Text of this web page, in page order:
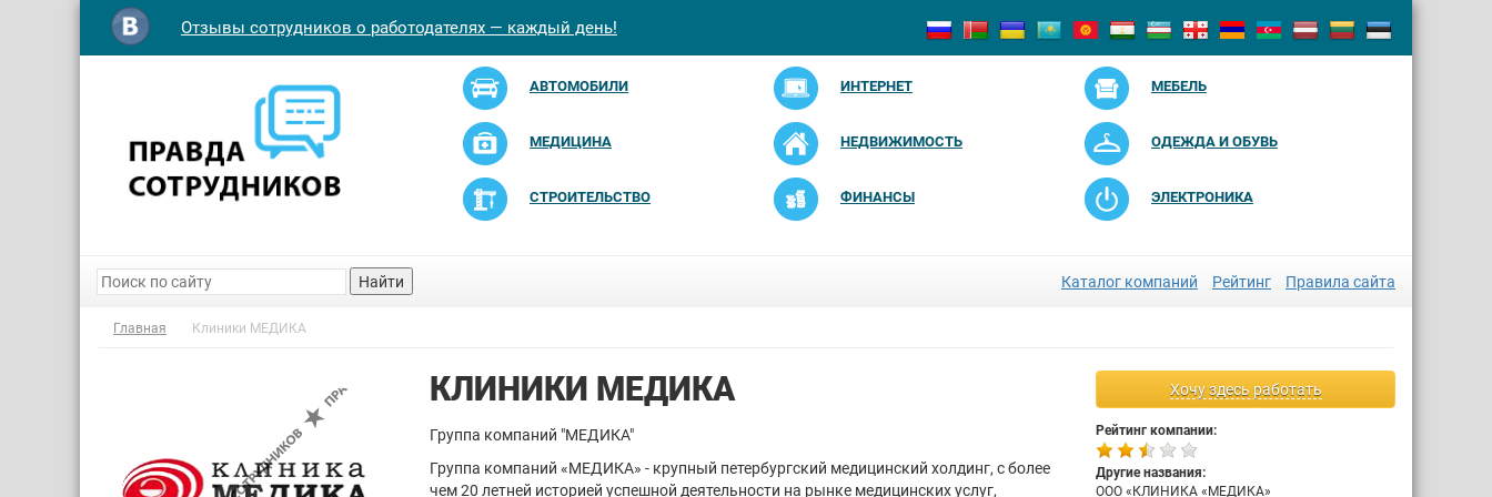
Отзывы сотрудников о работодателях — каждый день!
АВТОМОБИЛИ ИНТЕРНЕТ МЕБЕЛЬ
МЕДИЦИНА НЕДВИЖИМОСТЬ ОДЕЖДА И ОБУВЬ
СТРОИТЕЛЬСТВО ФИНАНСЫ ЭЛЕКТРОНИКА
Найти Каталог компаний Рейтинг Правила сайта
Главная Клиники МЕДИКА
Хочу здесь работать
Рейтинг компании:
Другие названия:
ООО «КЛИНИКА «МЕДИКА»
КЛИНИКИ МЕДИКА
Группа компаний "МЕДИКА"
Группа компаний «МЕДИКА» - крупный петербургский медицинский холдинг, с более
чем 20 летней историей успешной деятельности на рынке медицинских услуг,